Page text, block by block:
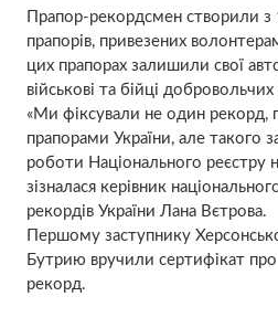
Прапор-рекордсмен створили з
прапорів, привезених
цих прапорах залишили свої
військові та бійці
«Ми фіксували не один рекорд,
прапорами України, але такого
роботи Національного реєстру
зізналася керівник
рекордів України Лана Вєтрова.
Першому заступнику
Бутрию вручили сертифікат
рекорд.